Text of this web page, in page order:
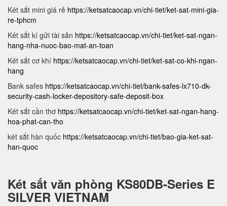
Két sắt mini giá rẻ https://ketsatcaocap.vn/chi-tiet/ket-sat-mini-gia-
re-tphcm
Két sắt kí gửi tài sản https://ketsatcaocap.vn/chi-tiet/ket-sat-ngan-
hang-nha-nuoc-bao-mat-an-toan
Két sắt cơ khí https://ketsatcaocap.vn/chi-tiet/ket-sat-co-khi-ngan-
hang
Bank safes https://ketsatcaocap.vn/chi-tiet/bank-safes-lx710-dk-
security-cash-locker-depository-safe-deposit-box
Két sắt cần thơ https://ketsatcaocap.vn/chi-tiet/ket-sat-ngan-hang-
hoa-phat-can-tho
két sắt hàn quốc https://ketsatcaocap.vn/chi-tiet/bao-gia-ket-sat-
han-quoc
Két sắt văn phòng KS80DB-Series E
SILVER VIETNAM